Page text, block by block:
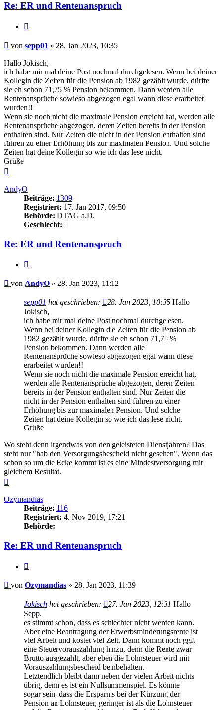
Re: ER und Rentenanspruch
Beitrag
von sepp01 » 28. Jan 2023, 10:35
Hallo Jokisch,
ich habe mir mal deine Post nochmal durchgelesen. Wenn bei deiner
Kollegin die Zeiten für die Pension ab 1982 gezählt wurde, dürfte
sie eh schon 71,75 % Pension bekommen. Dann werden alle
Rentenansprüche sowieso abgezogen egal wann diese erarbeitet
wurden!!
Wenn sie noch nicht die maximale Pension erreicht hat, werden alle
Rentenansprüche abgezogen, deren Zeiten bereits in der Pension
enthalten sind. Nur Zeiten die nicht in der Pension enthalten sind
führen zu einer Erhöhung bis zur maximalen Pension. Und solche
Zeiten hat deine Kollegin so wie ich das lese nicht.
Grüße
AndyO
Beiträge: 1309
Registriert: 17. Jan 2017, 09:50
Behörde: DTAG a.D.
Geschlecht:
Re: ER und Rentenanspruch
Beitrag
von AndyO » 28. Jan 2023, 11:12
sepp01 hat geschrieben: 28. Jan 2023, 10:35 Hallo
Jokisch,
ich habe mir mal deine Post nochmal durchgelesen.
Wenn bei deiner Kollegin die Zeiten für die Pension ab
1982 gezählt wurde, dürfte sie eh schon 71,75 %
Pension bekommen. Dann werden alle
Rentenansprüche sowieso abgezogen egal wann diese
erarbeitet wurden!!
Wenn sie noch nicht die maximale Pension erreicht hat,
werden alle Rentenansprüche abgezogen, deren Zeiten
bereits in der Pension enthalten sind. Nur Zeiten die
nicht in der Pension enthalten sind führen zu einer
Erhöhung bis zur maximalen Pension. Und solche
Zeiten hat deine Kollegin so wie ich das lese nicht.
Grüße
Wo steht denn irgendwas von den geleisteten Dienstjahren? Das
steht nur "hab den Versorgungsbescheid nicht gesehen". Wenn das
schon so um die Ecke kommt ist es eine Mindestversorgung mit
gleichem Resultat.
Ozymandias
Beiträge: 116
Registriert: 4. Nov 2019, 17:21
Behörde:
Re: ER und Rentenanspruch
Beitrag
von Ozymandias » 28. Jan 2023, 11:39
Jokisch hat geschrieben: 27. Jan 2023, 12:31 Hallo
Sepp,
es stimmt schon, dass es schlechter nicht werden kann.
Aber eine Beantragung der Erwerbsminderungsrente ist
viel Arbeit und kostet viel Zeit. Dann kommt noch ggf.
eine Steuervorauszahlung hinzu, denn die Rente zwar
Brutto ausgezahlt, aber eben die Lohnsteuer wird mit
Vorauszahlungsbescheid beinbehalten.
Letztendlich bleibt dann neben der vielen Arbeit nichts
übrig, denn es ist ein Nullsummenspiel. Es könnte
sogar sein, dass die Ersparnis bei der Kürzung der
Pension an Lohnsteuer, geringer ist als die Lohnsteuer